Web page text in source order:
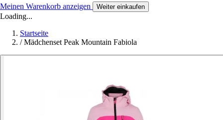
Meinen Warenkorb anzeigen Weiter einkaufen
Loading...
Startseite
/ Mädchenset Peak Mountain Fabiola